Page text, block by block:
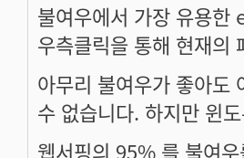
불여우에서 가장 유용
우측클릭을 통해 현재의
아무리 불여우가 좋아도
수 없습니다. 하지만 윈
웹서핑의 95% 를 불여